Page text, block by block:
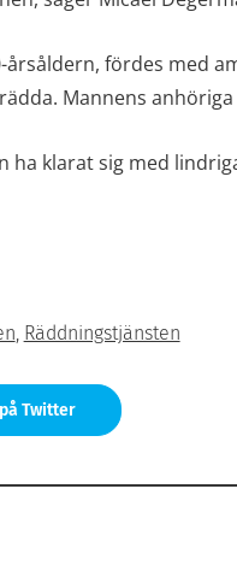
årsåldern, fördes med
Mannens
ha klarat sig med
, Räddningstjänsten
Twitter